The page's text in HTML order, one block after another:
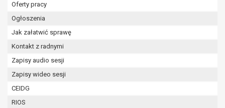
Oferty pracy
Ogłoszenia
Jak załatwić sprawę
Kontakt z radnymi
Zapisy audio sesji
Zapisy wideo sesji
CEIDG
RIOS